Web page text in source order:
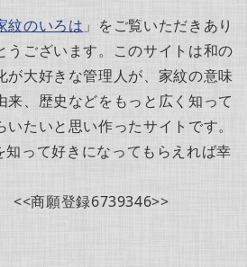
紋のいろは 」をご覧いただきあり
うございます。このサイトは和の
が大好きな管理人が、家紋の意味
来、歴史などをもっと広く知って
いたいと思い作ったサイトです。
知って好きになってもらえれば幸
<<商願登録6739346>>